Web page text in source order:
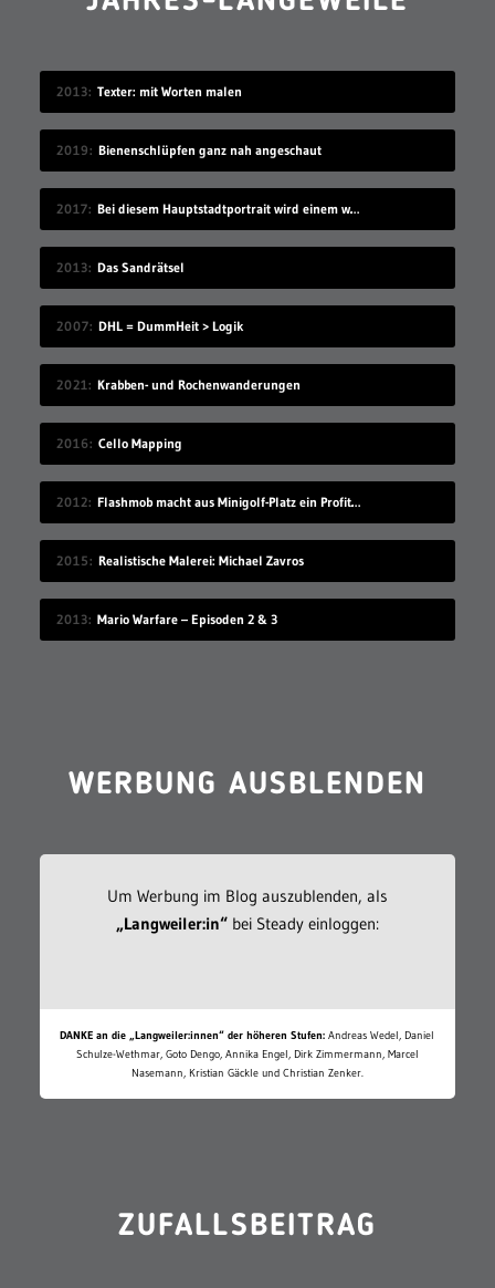
2013 Texter: mit Worten malen
2019 Bienenschlüpfen ganz nah angeschaut
2017 Bei diesem Hauptstadtportrait wird einem warm ums Herz
2013 Das Sandrätsel
2007 DHL = DummHeit > Logik
2021 Krabben- und Rochenwanderungen
2016 Cello Mapping
2012 Flashmob macht aus Minigolf-Platz ein Profiturnier
2015 Realistische Malerei: Michael Zavros
2013 Mario Warfare – Episoden 2 & 3
WERBUNG AUSBLENDEN
Um Werbung im Blog auszublenden, als
„Langweiler:in“bei Steady einloggen:
DANKE an die „Langweiler:innen“ der höheren Stufen: Andreas Wedel, Daniel
Schulze-Wethmar, Goto Dengo, Annika Engel, Dirk Zimmermann, Marcel
Nasemann, Kristian Gäckle und Christian Zenker.
ZUFALLSBEITRAG